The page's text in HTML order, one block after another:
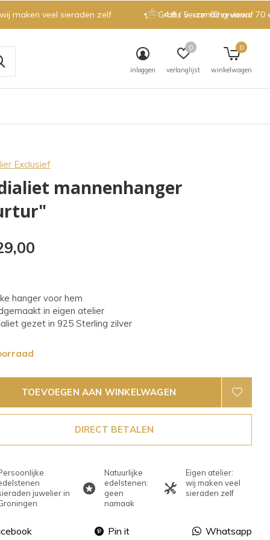
inloggen verlanglijst
0
winkelwagen
0
maken veel sieraden zelf Gratis verzending vanaf 70
4.8 / 5 van 63 reviews
Exclusief
mannenhanger
hanger voor hem
in eigen atelier
gezet in 925 Sterling zilver
TOEVOEGEN AAN WINKELWAGEN
DIRECT BETALEN
juwelier in
Natuurlijke
edelstenen:
geen
namaak
Eigen atelier:
wij maken veel
sieraden zelf
Pin it Whatsapp